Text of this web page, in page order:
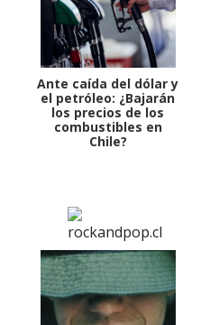
Ante caída del dólar y
el petróleo: ¿Bajarán
los precios de los
combustibles en
Chile?